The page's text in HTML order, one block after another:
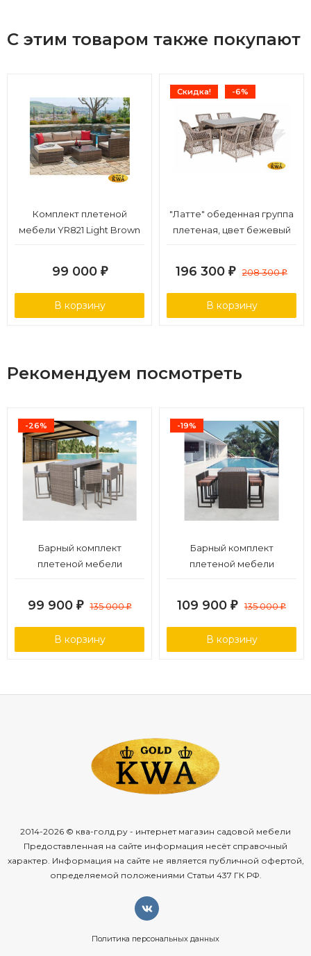
С этим товаром также покупают
Комплект плетеной
мебели YR821 Light Brown
99 000 ₽
В корзину
Скидка! -6%
"Латте" обеденная группа
плетеная, цвет бежевый
196 300 ₽ 208 300₽
В корзину
Рекомендуем посмотреть
-26%
Барный комплект
плетеной мебели
99 900 ₽ 135 000₽
В корзину
-19%
Барный комплект
плетеной мебели
109 900 ₽ 135 000₽
В корзину
2014-2026 © ква-голд.ру - интернет магазин садовой мебели
Предоставленная на сайте информация несёт справочный
характер. Информация на сайте не является публичной офертой,
определяемой положениями Статьи 437 ГК РФ.
Политика персональных данных